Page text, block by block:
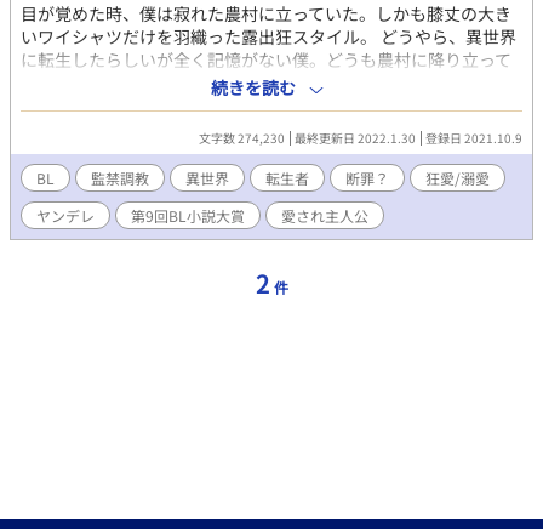
目が覚めた時、僕は寂れた農村に立っていた。しかも膝丈の大き
いワイシャツだけを羽織った露出狂スタイル。 どうやら、異世界
に転生したらしいが全く記憶がない僕。どうも農村に降り立って
いるしスローライフものの異世界転生かもと農家で生活しようと
した矢先、銀髪、蒼眼のありえないほどの長身イケメン美形に後
ろから羽交い絞めにされた。 「えっ？なんで？」 「……逃げるな
んて悪い子だねルーク。さぁ帰ろう」 良く分からないうちにその
まま攫われて……。 そこで気づいた、どうやら僕は腐女子の姉が
ハマっていたR-18BL小説「わがままな王子様は英雄様の虜」のわ
がまま故に廃嫡されてしまった元王太子ルークに生まれ変わって
しまったらしい。 しかもこのルークは叔父であるマクシミリアン
ボを決められてしまう……いやだ！！！！そう思って逃げようと
続きを読む
文字数 274,230 最終更新日 2022.1.30 登録日 2021.10.9
BL 監禁調教 異世界 転生者 断罪？
狂愛/溺愛
ヤンデレ
第9回BL小説大賞 愛され主人公
2 件